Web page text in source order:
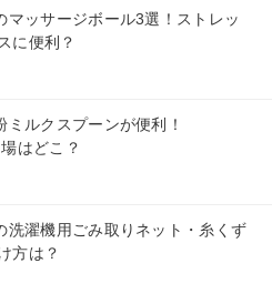
マッサージボール3選！ストレッ
に便利？
ミルクスプーンが便利！
はどこ？
洗濯機用ごみ取りネット・糸くず
方は？